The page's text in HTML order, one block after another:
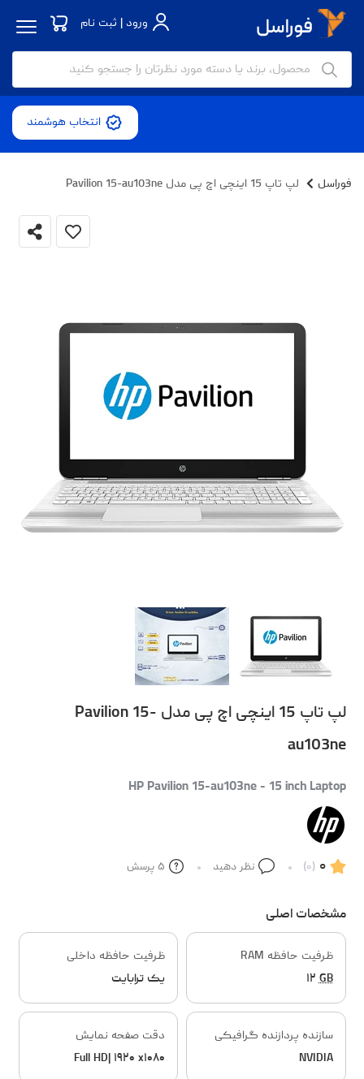
ورود | ثبت نام
انتخاب هوشمند
فوراسل لپ تاپ 15 اینچی اچ پی مدل Pavilion 15-au103ne
لپ تاپ 15 اینچی اچ پی مدل Pavilion 15-
au103ne
HP Pavilion 15-au103ne - 15 inch Laptop
۰ (۰) نظر دهید ۵ پرسش
مشخصات اصلی
ظرفیت حافظه RAM
۱۲GB
ظرفیت حافظه داخلی
یک ترابایت
سازنده پردازنده گرافیکی
NVIDIA
دقت صفحه نمایش
Full HD| ۱۹۲۰ x۱۰۸۰